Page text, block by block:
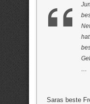
…
Saras beste